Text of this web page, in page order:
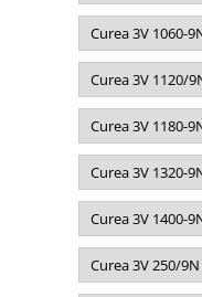
Curea 3V 1060-
Curea 3V 1120/
Curea 3V 1180-
Curea 3V 1320-
Curea 3V 1400-
Curea 3V 250/